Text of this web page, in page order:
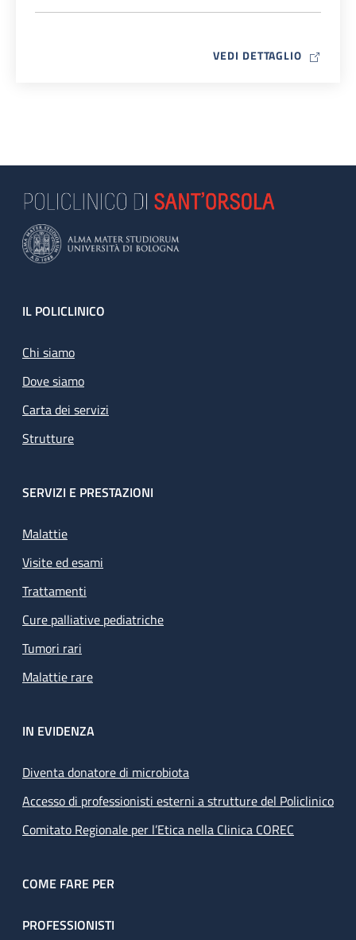
VEDI DETTAGLIO MAP ICON
Footer
IL POLICLINICO
Chi siamo
Dove siamo
Carta dei servizi
Strutture
SERVIZI E PRESTAZIONI
Malattie
Visite ed esami
Trattamenti
Cure palliative pediatriche
Tumori rari
Malattie rare
IN EVIDENZA
Diventa donatore di microbiota
Accesso di professionisti esterni a strutture del Policlinico
Comitato Regionale per l’Etica nella Clinica COREC
COME FARE PER
PROFESSIONISTI